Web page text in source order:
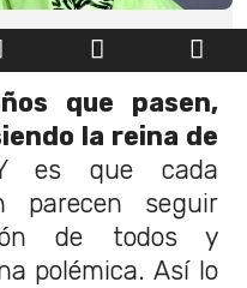
que pasen,
la reina de
es que cada
parecen seguir
de todos y
polémica. Así lo